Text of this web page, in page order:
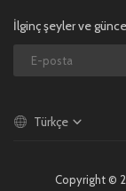
İlginç şeyler ve
Türkçe
Copyright ©